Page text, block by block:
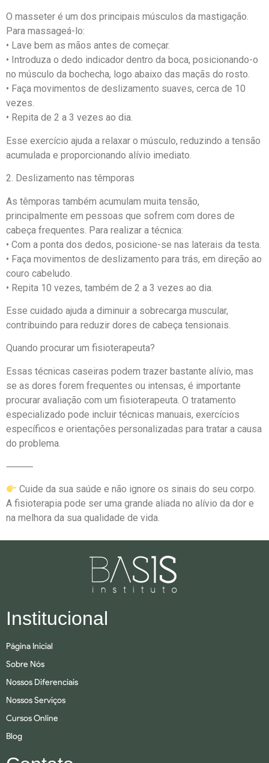
O masseter é um dos principais músculos da mastigação.
Para massageá-lo:
• Lave bem as mãos antes de começar.
• Introduza o dedo indicador dentro da boca, posicionando-o
no músculo da bochecha, logo abaixo das maçãs do rosto.
• Faça movimentos de deslizamento suaves, cerca de 10
vezes.
• Repita de 2 a 3 vezes ao dia.
Esse exercício ajuda a relaxar o músculo, reduzindo a tensão
acumulada e proporcionando alívio imediato.
2. Deslizamento nas têmporas
As têmporas também acumulam muita tensão,
principalmente em pessoas que sofrem com dores de
cabeça frequentes. Para realizar a técnica:
• Com a ponta dos dedos, posicione-se nas laterais da testa.
• Faça movimentos de deslizamento para trás, em direção ao
couro cabeludo.
• Repita 10 vezes, também de 2 a 3 vezes ao dia.
Esse cuidado ajuda a diminuir a sobrecarga muscular,
contribuindo para reduzir dores de cabeça tensionais.
Quando procurar um fisioterapeuta?
Essas técnicas caseiras podem trazer bastante alívio, mas
se as dores forem frequentes ou intensas, é importante
procurar avaliação com um fisioterapeuta. O tratamento
especializado pode incluir técnicas manuais, exercícios
específicos e orientações personalizadas para tratar a causa
do problema.
⸻
Cuide da sua saúde e não ignore os sinais do seu corpo.
A fisioterapia pode ser uma grande aliada no alívio da dor e
na melhora da sua qualidade de vida.
Institucional
Página Inicial
Sobre Nós
Nossos Diferenciais
Nossos Serviços
Cursos Online
Blog